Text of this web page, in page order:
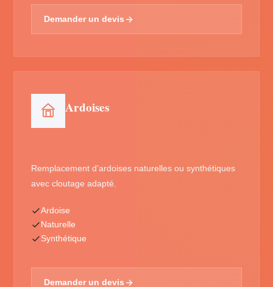
Demander un devis
Ardoises
Remplacement d'ardoises naturelles ou synthétiques
avec cloutage adapté.
Ardoise
Naturelle
Synthétique
Demander un devis